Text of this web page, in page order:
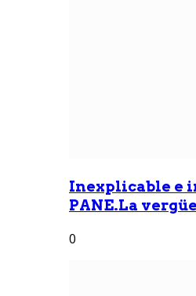
Inexplicable e
PANE.La
0